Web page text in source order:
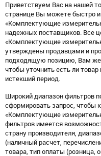
Приветствуем Вас на нашей
странице Вы можете быстро и
«Комплектующие
надежных поставщиков. Все
«Комплектующие
утверждены продавцами и
подходящую позицию, Вам
чтобы уточнить есть ли
истекший период.
Широкий диапазон фильтров
сформировать запрос, чтобы
«Комплектующие
фильтров имеется
страну производителя,
(наличный расчет,
товара, тип оплаты (розница,